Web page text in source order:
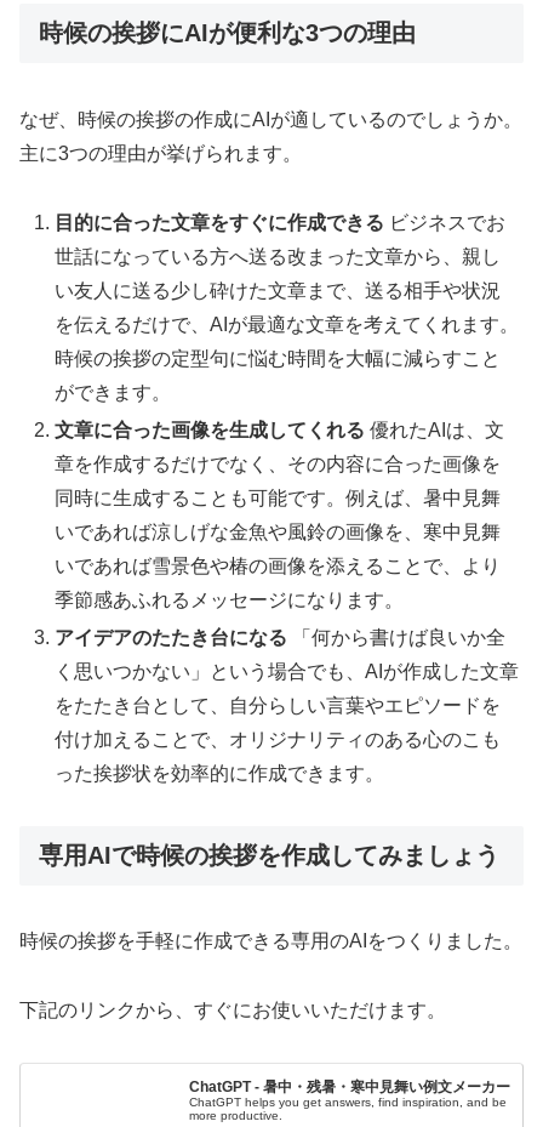
時候の挨拶にAIが便利な3つの理由
なぜ、時候の挨拶の作成にAIが適しているのでしょうか。
主に3つの理由が挙げられます。
目的に合った文章をすぐに作成できる ビジネスでお
世話になっている方へ送る改まった文章から、親し
い友人に送る少し砕けた文章まで、送る相手や状況
を伝えるだけで、AIが最適な文章を考えてくれます。
時候の挨拶の定型句に悩む時間を大幅に減らすこと
ができます。
文章に合った画像を生成してくれる 優れたAIは、文
章を作成するだけでなく、その内容に合った画像を
同時に生成することも可能です。例えば、暑中見舞
いであれば涼しげな金魚や風鈴の画像を、寒中見舞
いであれば雪景色や椿の画像を添えることで、より
季節感あふれるメッセージになります。
アイデアのたたき台になる 「何から書けば良いか全
く思いつかない」という場合でも、AIが作成した文章
をたたき台として、自分らしい言葉やエピソードを
付け加えることで、オリジナリティのある心のこも
った挨拶状を効率的に作成できます。
専用AIで時候の挨拶を作成してみましょう
時候の挨拶を手軽に作成できる専用のAIをつくりました。
下記のリンクから、すぐにお使いいただけます。
ChatGPT - 暑中・残暑・寒中見舞い例文メーカー
ChatGPT helps you get answers, find inspiration, and be
more productive.